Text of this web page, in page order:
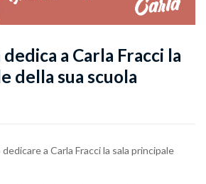
dedica a Carla Fracci la
della sua scuola
a Carla Fracci la sala principale